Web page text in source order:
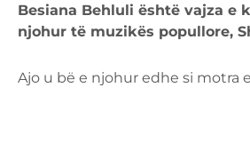
Besiana Behluli është vajza e
njohur të muzikës popullore,
Ajo u bë e njohur edhe si motra